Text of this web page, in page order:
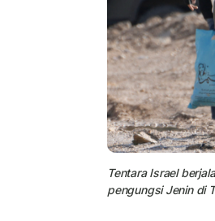
Tentara Israel
pengungsi Jenin di